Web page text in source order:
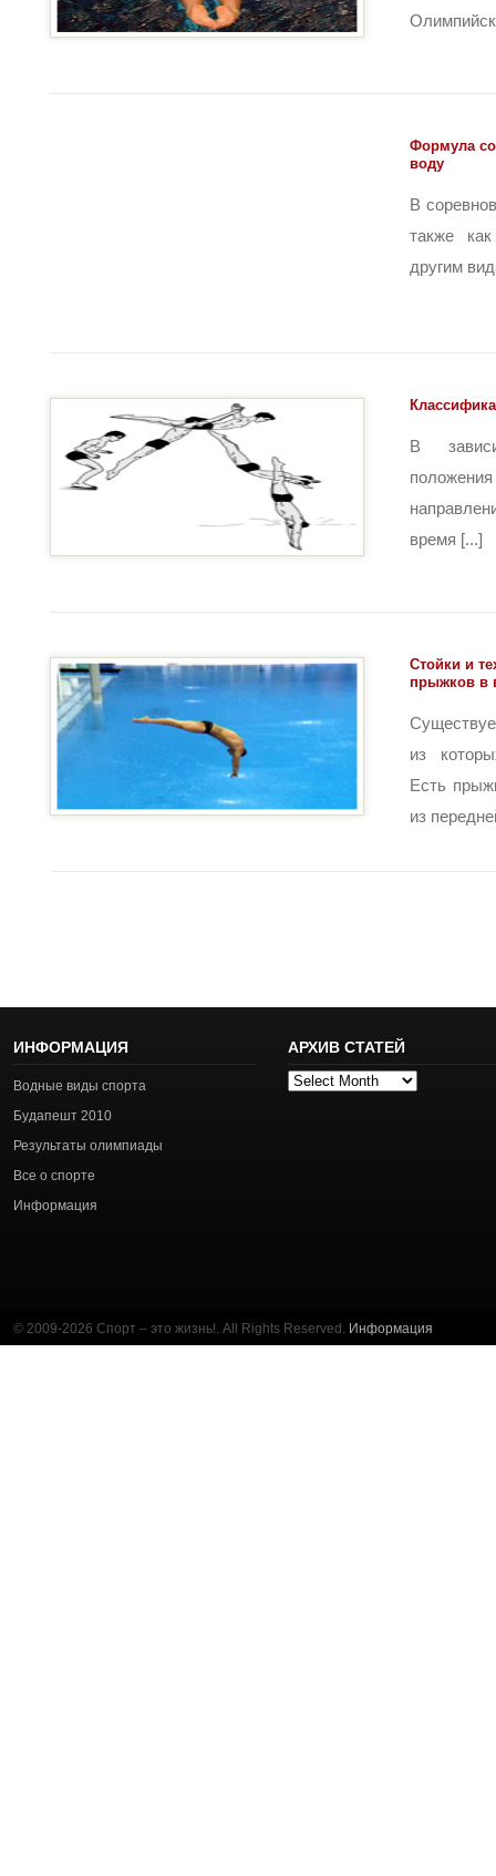
Формула
воду
В
также
другим
В
время [...]
Стойки и
прыжков в
из
Есть
из
ИНФОРМАЦИЯ
Водные виды спорта
Будапешт 2010
Результаты олимпиады
Все о спорте
Информация
АРХИВ СТАТЕЙ
Архив
© 2009-2026 Спорт – это жизнь!. All Rights Reserved. Информация